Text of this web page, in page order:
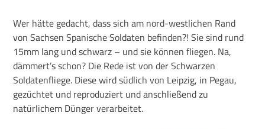
Wer hätte gedacht, dass sich am nord-westlichen Rand
von Sachsen Spanische Soldaten befinden?! Sie sind rund
15mm lang und schwarz – und sie können fliegen. Na,
dämmert’s schon? Die Rede ist von der Schwarzen
Soldatenfliege. Diese wird südlich von Leipzig, in Pegau,
gezüchtet und reproduziert und anschließend zu
natürlichem Dünger verarbeitet.